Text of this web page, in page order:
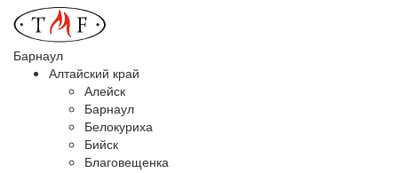
Барнаул
Алтайский край
Алейск
Барнаул
Белокуриха
Бийск
Благовещенка